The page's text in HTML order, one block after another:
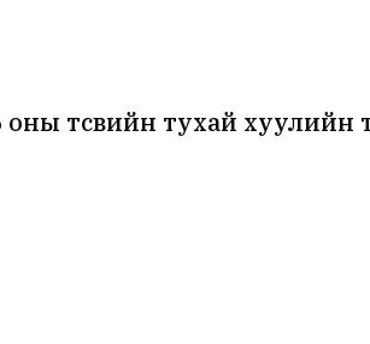
төсвийн тухай хуулийн